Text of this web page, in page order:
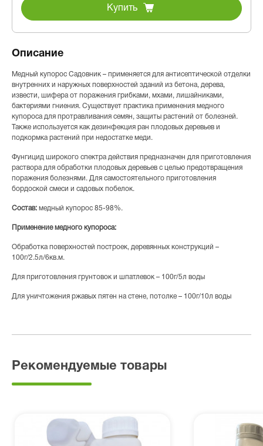
Купить
Описание
Медный купорос Садовник – применяется для антисептической отделки
внутренних и наружных поверхностей зданий из бетона, дерева,
извести, шифера от поражения грибками, мхами, лишайниками,
бактериями гниения. Существует практика применения медного
купороса для протравливания семян, защиты растений от болезней.
Также используется как дезинфекция ран плодовых деревьев и
подкормка растений при недостатке меди.
Фунгицид широкого спектра действия предназначен для приготовления
раствора для обработки плодовых деревьев с целью предотвращения
поражения болезнями. Для самостоятельного приготовления
бордоской смеси и садовых побелок.
Состав: медный купорос 85-98%.
Применение медного купороса:
Обработка поверхностей построек, деревянных конструкций –
100г/2.5л/6кв.м.
Для приготовления грунтовок и шпатлевок – 100г/5л воды
Для уничтожения ржавых пятен на стене, потолке – 100г/10л воды
Рекомендуемые товары